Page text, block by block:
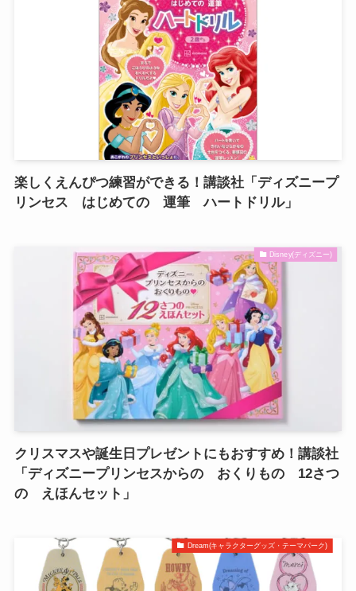
楽しくえんぴつ練習ができる！講談社「ディズニープ
リンセス はじめての 運筆 ハートドリル」
Disney(ディズニー)
クリスマスや誕生日プレゼントにもおすすめ！講談社
「ディズニープリンセスからの おくりもの 12さつ
の えほんセット」
Dream(キャラクターグッズ・テーマパーク)